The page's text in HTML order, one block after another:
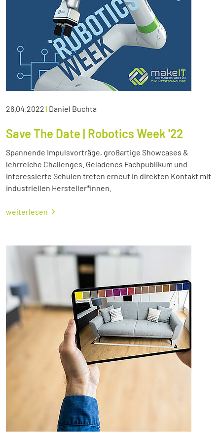
26.04.2022 | Daniel Buchta
Save The Date | Robotics Week '22
Spannende Impulsvorträge, großartige Showcases &
lehrreiche Challenges. Geladenes Fachpublikum und
interessierte Schulen treten erneut in direkten Kontakt mit
industriellen Hersteller*innen.
weiterlesen